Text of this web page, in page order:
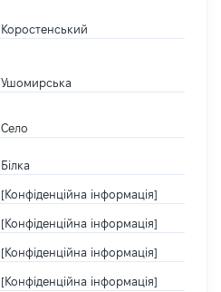
Коростенський
Ушомирська
Село
Білка
[Конфіденційна інформація]
[Конфіденційна інформація]
[Конфіденційна інформація]
[Конфіденційна інформація]